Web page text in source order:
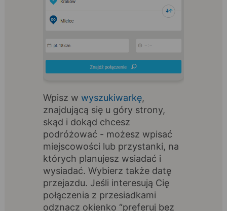
Wpisz w wyszukiwarkę,
znajdującą się u góry strony,
skąd i dokąd chcesz
podróżować - możesz wpisać
miejscowości lub przystanki, na
których planujesz wsiadać i
wysiadać. Wybierz także datę
przejazdu. Jeśli interesują Cię
połączenia z przesiadkami
odznacz okienko “preferuj bez